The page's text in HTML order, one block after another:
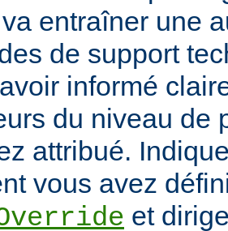
entraîner une
de support
informé
du niveau de
attribué.
vous avez
et